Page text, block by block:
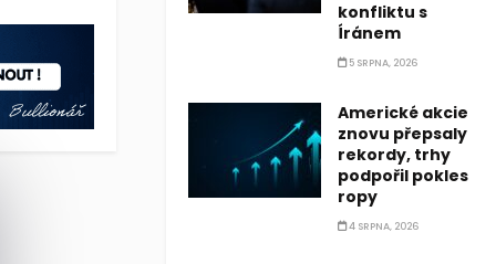
konfliktu s
Íránem
5 SRPNA, 2026
Americké akcie
znovu přepsaly
rekordy, trhy
podpořil pokles
ropy
4 SRPNA, 2026